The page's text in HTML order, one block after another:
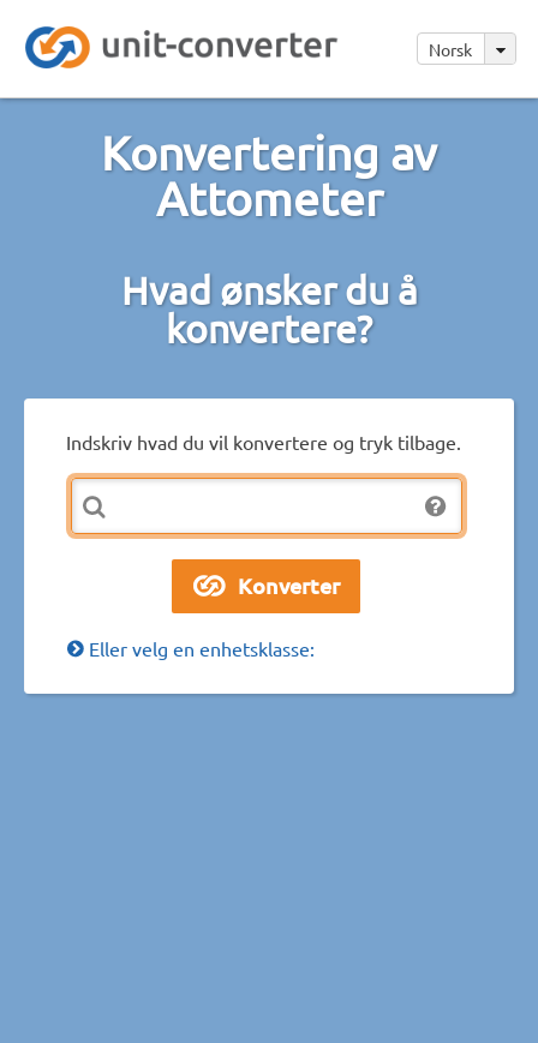
Norsk
Konvertering av
Attometer
Hvad ønsker du å
konvertere?
Indskriv hvad du vil konvertere og tryk tilbage.
Eller velg en enhetsklasse: